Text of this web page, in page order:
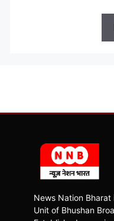
News Nation Bharat
Unit of Bhushan